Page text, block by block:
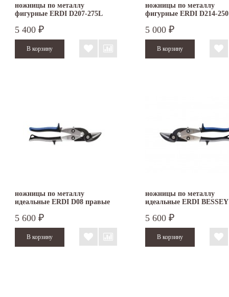
ножницы по металлу
фигурные ERDI D207-275L
5 400 ₽
ножницы по металлу
фигурные ERDI D214-250
5 000 ₽
ножницы по металлу
идеальные ERDI D08 правые
5 600 ₽
ножницы по металлу
идеальные ERDI
5 600 ₽